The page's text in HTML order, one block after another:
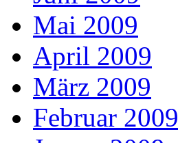
Mai 2009
April 2009
März 2009
Februar 2009